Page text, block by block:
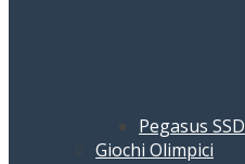
Pegasus SSD
Giochi Olimpici